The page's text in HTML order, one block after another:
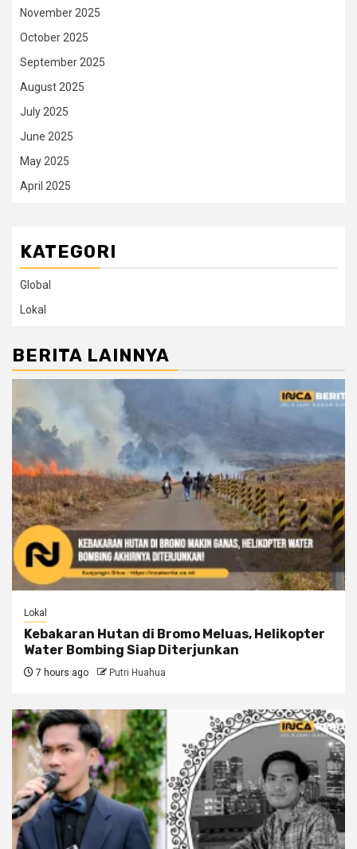
November 2025
October 2025
September 2025
August 2025
July 2025
June 2025
May 2025
April 2025
KATEGORI
Global
Lokal
BERITA LAINNYA
Lokal
Kebakaran Hutan di Bromo Meluas, Helikopter
Water Bombing Siap Diterjunkan
7 hours ago Putri Huahua